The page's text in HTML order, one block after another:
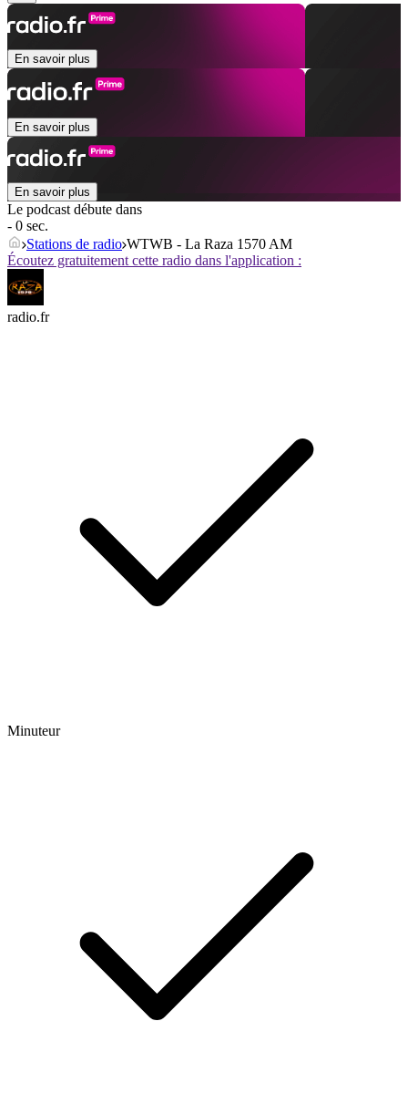
En savoir plus
En savoir plus
En savoir plus
Le podcast débute dans
- 0 sec.
Stations de radio WTWB - La Raza 1570 AM
Écoutez gratuitement cette radio dans l'application :
radio.fr
Minuteur